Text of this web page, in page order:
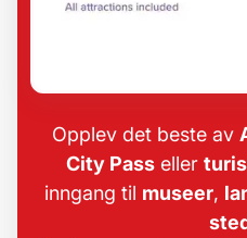
Opplev det beste av
City Pass eller
inngang til museer,